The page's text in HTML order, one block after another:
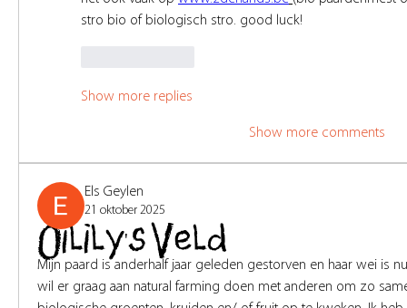
stro bio of biologisch stro. good luck!
Show more replies
Show more comments
Els Geylen
21 oktober 2025
Oilily's Veld
Mijn paard is anderhalf jaar geleden gestorven en haar wei is
wil er graag aan natural farming doen met anderen om zo